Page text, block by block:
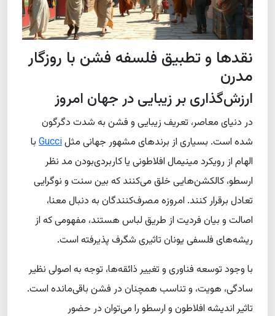
نقدها و تطبیق فلسفه فشن با روزگار
مدرن
ارزش‌گذاری بر زیبایی در جهان امروز
در دنیای معاصر، تعریف زیبایی و فشن به شدت دگرگون
شده است. بسیاری از برندهای مشهور جهانی مثلGucciبا
الهام از رویکرد مینیمال افلاطونی یا کاربردی‌بودن مد نظر
ارسطو، کالکشن‌هایی خلق می‌کنند که بین سنت و نوگرایی
تعادل برقرار کنند. امروزه مصرف‌کنندگان به دنبال معنا،
اصالت و بیان فردیت از طریق لباس هستند، مفهومی که از
ریشه‌های فلسفی یونان تاثیری شگرف پذیرفته است.
با وجود توسعه فناوری و تغییر ذائقه‌ها، توجه به اصولی نظیر
سادگی، هویت، و تناسب همچنان در فشن باقی‌مانده است.
تاثیر اندیشه افلاطون و ارسطو را می‌توان در حضور